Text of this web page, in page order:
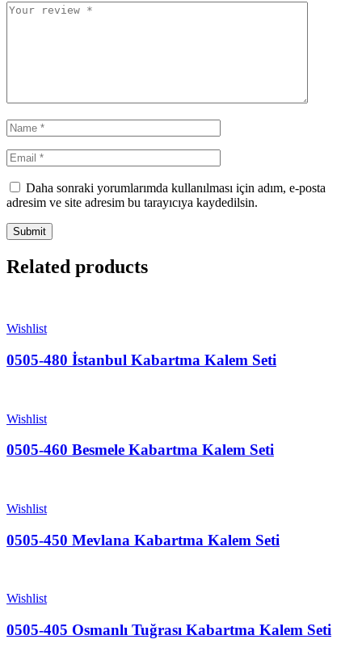
Daha sonraki yorumlarımda kullanılması için adım, e-posta
adresim ve site adresim bu tarayıcıya kaydedilsin.
Related products
Wishlist
0505-480 İstanbul Kabartma Kalem Seti
Wishlist
0505-460 Besmele Kabartma Kalem Seti
Wishlist
0505-450 Mevlana Kabartma Kalem Seti
Wishlist
0505-405 Osmanlı Tuğrası Kabartma Kalem Seti